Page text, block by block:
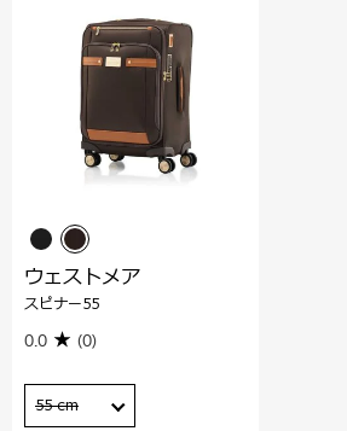
ウェストメア
スピナー55
0.0 (0)
55 cm